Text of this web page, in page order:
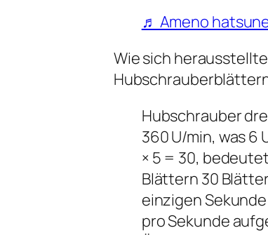
♬ Ameno
Wie sich
Hubschrauber
360 U/min, was 6
× 5 = 30,
Blättern 30
einzigen
pro Sekunde